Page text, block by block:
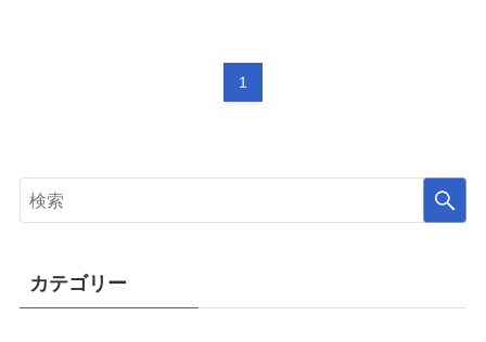
1
カテゴリー